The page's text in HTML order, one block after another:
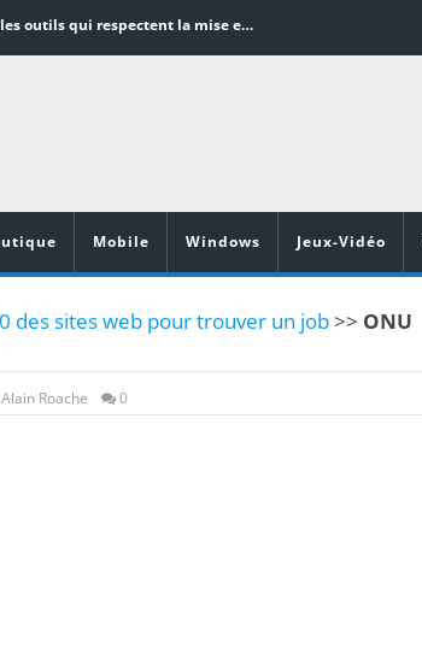
Word en PDF : les outils qui respectent la mise en page
Vidéoprojecteurs Asus : Top 6 des meilleurs modèles de la marque
Mobile Windows Jeux-Vidéo
des sites web pour trouver un job>> ONU
Alain Roache 0